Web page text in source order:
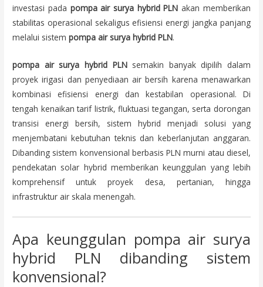
investasi pada pompa air surya hybrid PLN akan memberikan
stabilitas operasional sekaligus efisiensi energi jangka panjang
melalui sistempompa air surya hybrid PLN.
pompa air surya hybrid PLNsemakin banyak dipilih dalam
proyek irigasi dan penyediaan air bersih karena menawarkan
kombinasi efisiensi energi dan kestabilan operasional. Di
tengah kenaikan tarif listrik, fluktuasi tegangan, serta dorongan
transisi energi bersih, sistem hybrid menjadi solusi yang
menjembatani kebutuhan teknis dan keberlanjutan anggaran.
Dibanding sistem konvensional berbasis PLN murni atau diesel,
pendekatan solar hybrid memberikan keunggulan yang lebih
komprehensif untuk proyek desa, pertanian, hingga
infrastruktur air skala menengah.
Apa keunggulan pompa air surya
hybrid PLN dibanding sistem
konvensional?